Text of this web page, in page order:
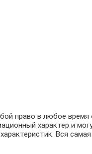
право в любое
характер и
Вся